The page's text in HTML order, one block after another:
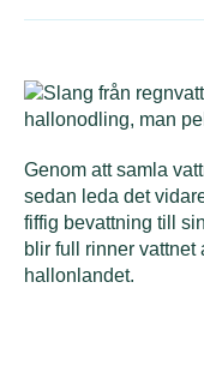
Genom att samla
sedan leda det
fiffig bevattning till
blir full rinner vattnet
hallonlandet.